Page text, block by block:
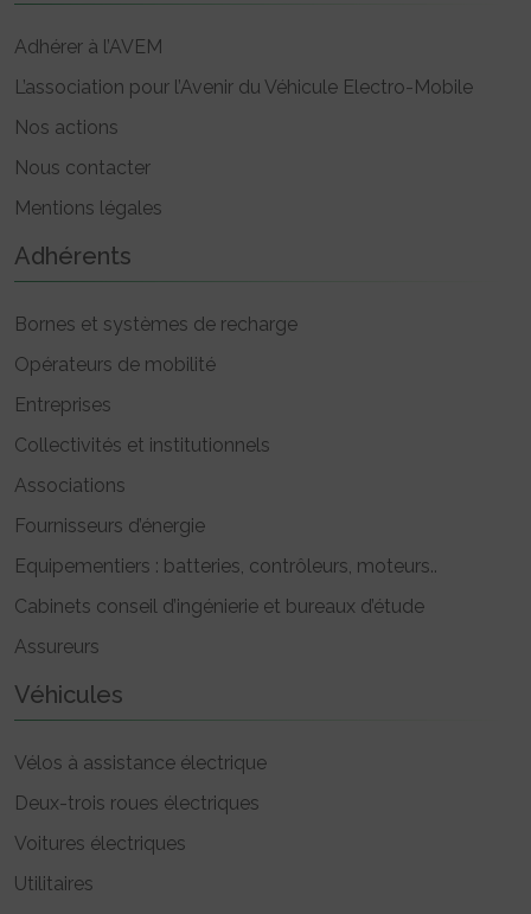
Adhérer à l’AVEM
L’association pour l’Avenir du Véhicule Electro-Mobile
Nos actions
Nous contacter
Mentions légales
Adhérents
Bornes et systèmes de recharge
Opérateurs de mobilité
Entreprises
Collectivités et institutionnels
Associations
Fournisseurs d’énergie
Equipementiers : batteries, contrôleurs, moteurs..
Cabinets conseil d’ingénierie et bureaux d’étude
Assureurs
Véhicules
Vélos à assistance électrique
Deux-trois roues électriques
Voitures électriques
Utilitaires